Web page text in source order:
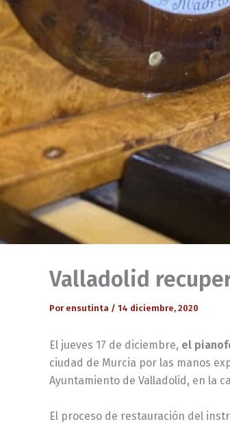
Valladolid
Por ensutinta / 14 diciembre, 2020
El jueves 17 de diciembre, el
ciudad de Murcia por las manos
Ayuntamiento de Valladolid, en la
El proceso de restauración del